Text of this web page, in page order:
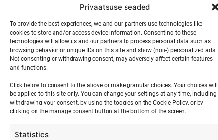
Privaatsuse seaded
To provide the best experiences, we and our partners use technologies like
cookies to store and/or access device information. Consenting to these
technologies will allow us and our partners to process personal data such as
browsing behavior or unique IDs on this site and show (non-) personalized ads.
Not consenting or withdrawing consent, may adversely affect certain features
and functions.
Click below to consent to the above or make granular choices. Your choices will
be applied to this site only. You can change your settings at any time, including
withdrawing your consent, by using the toggles on the Cookie Policy, or by
clicking on the manage consent button at the bottom of the screen.
Statistics
korraks kõik selle ära?
Ei päevakava arutelu koosolekuruumis.
Ei sidusgruppide kaarte ega SWOT-mudelit.
Selle asemel – meri sillerdab, surf kutsub, saun
meretuulega, lõkkering, kus räägitakse päris juttu.
tiimiliikmed kuulama – iseennast ja üksteist.
Õhtusöök õues ja vestlused, kus keegi ei vaata kella.
Ranna Surfikülas Hiiumaal olen korduvalt näinud, kuidas
pooleldi tööl, hakkavad juba teisel päeval päriselt naerma.